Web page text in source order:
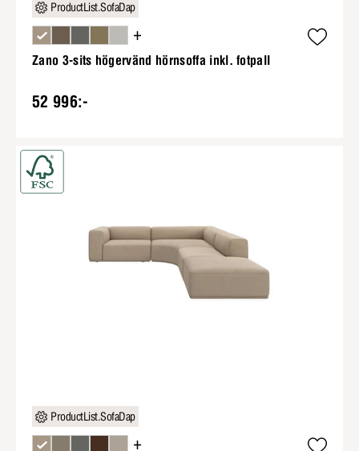
ProductList.SofaDap
+
Zano 3-sits högervänd hörnsoffa inkl. fotpall
52 996:-
ProductList.SofaDap
+